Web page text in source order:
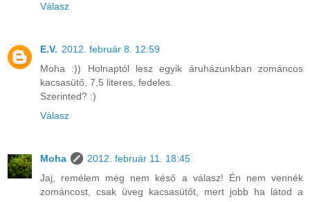
Válasz
E.V. 2012. február 8. 12:59
Moha :)) Holnaptól lesz egyik áruházunkban zománcos
kacsasütő, 7,5 literes, fedeles.
Szerinted? :)
Válasz
Moha
2012. február 11. 18:45
Jaj, remélem még nem késő a válasz! Én nem vennék
zománcost, csak üveg kacsasütőt, mert jobb ha látod a